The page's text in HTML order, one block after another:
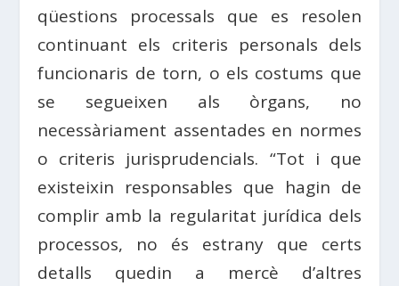
qüestions processals que es resolen
continuant els criteris personals dels
funcionaris de torn, o els costums que
se segueixen als òrgans, no
necessàriament assentades en normes
o criteris jurisprudencials. “Tot i que
existeixin responsables que hagin de
complir amb la regularitat jurídica dels
processos, no és estrany que certs
detalls quedin a mercè d’altres